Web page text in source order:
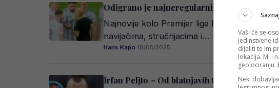
Odigrano je najneregularnije kolo PLBIH
Najnovije kolo Premijer lige Bosne i
navijačima, stručnjacima i…
Haris Kapo·18/05/2025
Irfan Peljto – Od blatnjavih terena BiH do
Vaši će se
jedinstvene
dijeliti te im
lokacija. Mi i
geolociranju.
Neki